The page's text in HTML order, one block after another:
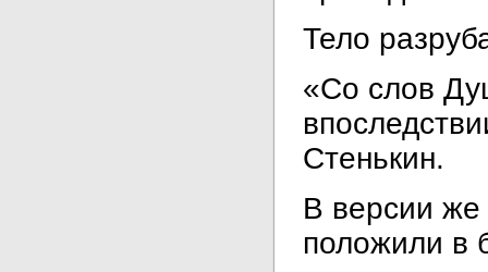
Тело
«Со слов
Стенькин.
В версии же
положили в